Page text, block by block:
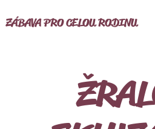
ZÁBAVA PRO CELOU RODINU